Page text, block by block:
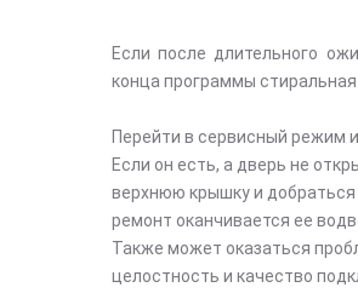
Если после длительного
конца программы
Перейти в сервисный режим
Если он есть, а дверь не
верхнюю крышку и добраться
ремонт оканчивается ее
Также может оказаться
целостность и качество